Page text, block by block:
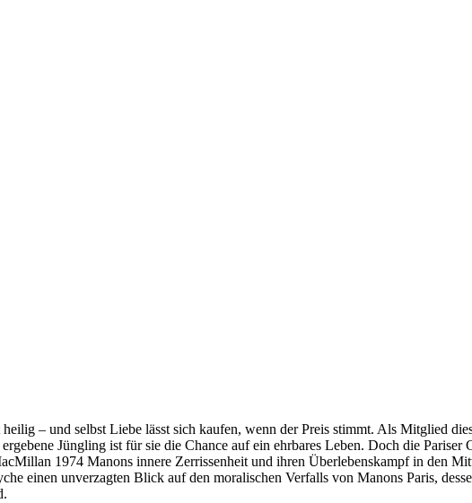
– und selbst Liebe lässt sich kaufen, wenn der Preis stimmt. Als Mitglied
Jüngling ist für sie die Chance auf ein ehrbares Leben. Doch die Pariser
1974 Manons innere Zerrissenheit und ihren Überlebenskampf in den
einen unverzagten Blick auf den moralischen Verfalls von Manons Paris,